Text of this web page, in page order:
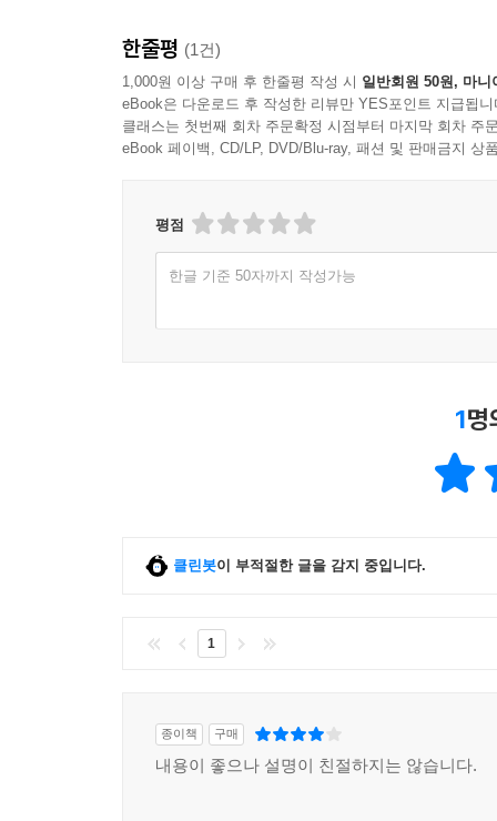
__‘적합한’ 프레임워크
____노후화에 대한 두려움
____하이프 곡선 따르기
____일반적인 경로
____분노 주도 결정
____첫 번째 원칙
____세 번째 원칙
한줄평 (1건)
1,000원 이상 구매 후 한줄평 작성 시 일반회원 50원, 마니
eBook은 다운로드 후 작성한 리뷰만 YES포인트 지급됩니
클래스는 첫번째 회차 주문확정 시점부터 마지막 회차 주
eBook 페이백, CD/LP, DVD/Blu-ray, 패션 및 판매금지 상
평점
한글 기준 50자까지 작성가능
1명
클린봇이 부적절한 글을 감지 중입니다.
1
종이책 구매
내용이 좋으나 설명이 친절하지는 않습니다.